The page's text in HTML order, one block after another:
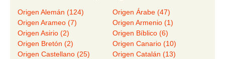
Origen Alemán (124)
Origen Árabe (47)
Origen Arameo (7)
Origen Armenio (1)
Origen Asirio (2)
Origen Bíblico (6)
Origen Bretón (2)
Origen Canario (10)
Origen Castellano (25)
Origen Catalán (13)